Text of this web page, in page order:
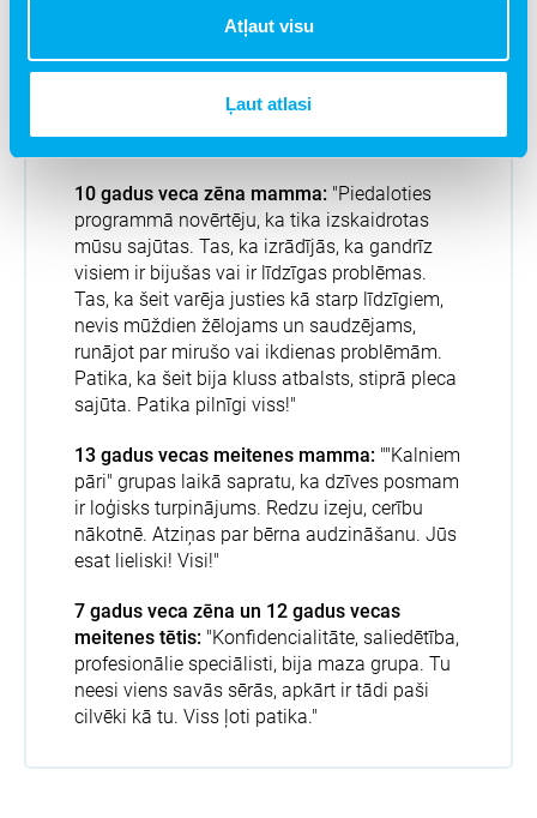
Atļaut visu
Ļaut atlasi
12 gadus vecas meitenes tētis:
personiskā attieksme no komandas puses.
problēmas nav nekas unikāls, tāpat kā bērna
uzvedības īpatnības."
10 gadus veca zēna mamma: "Piedaloties
programmā novērtēju, ka tika izskaidrotas
mūsu sajūtas. Tas, ka izrādījās, ka gandrīz
visiem ir bijušas vai ir līdzīgas problēmas.
Tas, ka šeit varēja justies kā starp līdzīgiem,
nevis mūždien žēlojams un saudzējams,
runājot par mirušo vai ikdienas problēmām.
Patika, ka šeit bija kluss atbalsts, stiprā pleca
sajūta. Patika pilnīgi viss!"
13 gadus vecas meitenes mamma: ""Kalniem
pāri" grupas laikā sapratu, ka dzīves posmam
ir loģisks turpinājums. Redzu izeju, cerību
nākotnē. Atziņas par bērna audzināšanu. Jūs
esat lieliski! Visi!"
7 gadus veca zēna un 12 gadus vecas
meitenes tētis: "Konfidencialitāte, saliedētība,
profesionālie speciālisti, bija maza grupa. Tu
neesi viens savās sērās, apkārt ir tādi paši
cilvēki kā tu. Viss ļoti patika."